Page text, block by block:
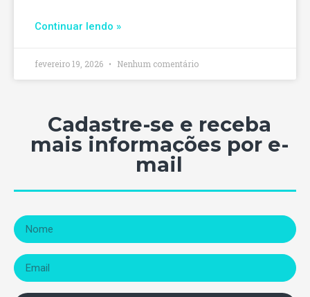
Continuar lendo »
fevereiro 19, 2026 Nenhum comentário
Cadastre-se e receba
mais informações por e-
mail